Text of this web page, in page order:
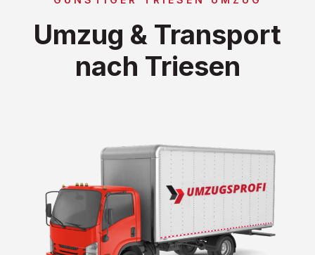
Umzug & Transport
nach Triesen